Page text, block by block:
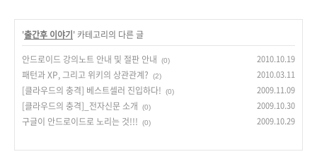
'출간후 이야기' 카테고리의 다른 글
안드로이드 강의노트 안내 및 절판 안내
(0) 2010.10.19
패턴과 XP, 그리고 위키의 상관관계? (2) 2010.03.11
[클라우드의 충격] 베스트셀러 진입하다! (0) 2009.11.09
[클라우드의 충격]_전자신문 소개 (0) 2009.10.30
구글이 안드로이드로 노리는 것!!! (0) 2009.10.29